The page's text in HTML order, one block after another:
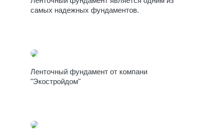
самых надежных фундаментов.
Ленточный фундамент от компани
"Экостройдом"